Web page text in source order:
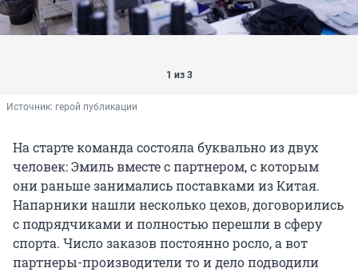
1 из 3
Источник: герой публикации
На старте команда состояла буквально из двух
человек: Эмиль вместе с партнером, с которым
они раньше занимались поставками из Китая.
Напарники нашли несколько цехов, договорились
с подрядчиками и полностью перешли в сферу
спорта. Число заказов постоянно росло, а вот
партнеры-производители то и дело подводили